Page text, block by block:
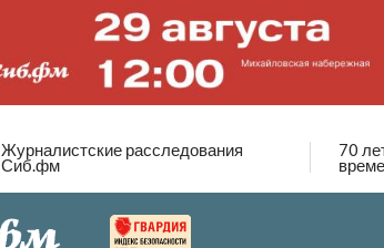
Журналистские расследования
Сиб.фм
70